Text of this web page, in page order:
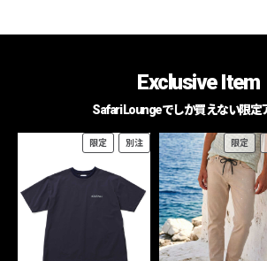
Exclusive Item
Safari Loungeでしか買えない限定
限定 別注 限定